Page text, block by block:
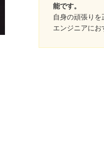
能です。
自身の頑張り
エンジニアにお